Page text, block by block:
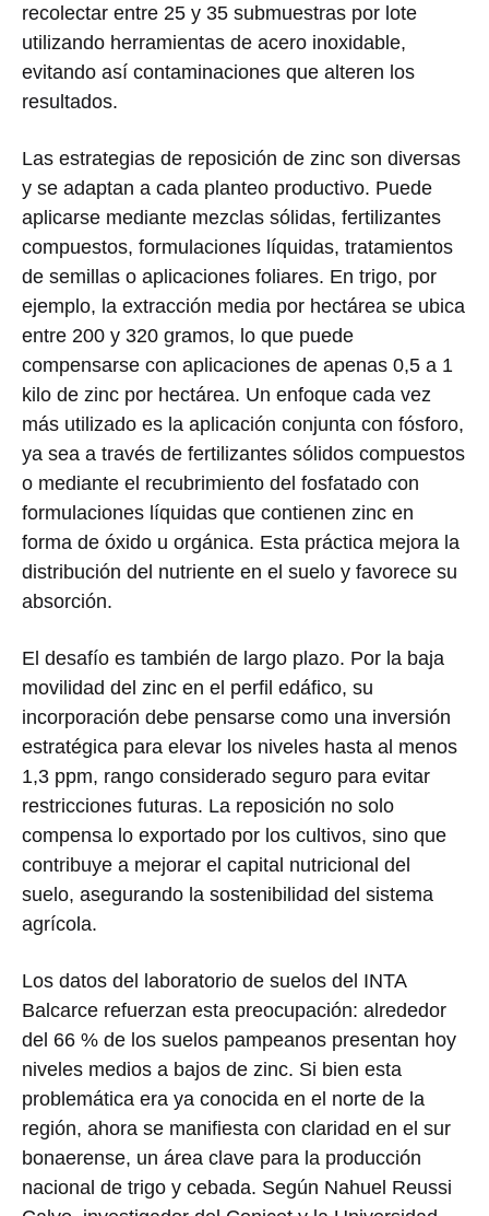
recolectar entre 25 y 35 submuestras por lote
utilizando herramientas de acero inoxidable,
evitando así contaminaciones que alteren los
resultados.
Las estrategias de reposición de zinc son diversas
y se adaptan a cada planteo productivo. Puede
aplicarse mediante mezclas sólidas, fertilizantes
compuestos, formulaciones líquidas, tratamientos
de semillas o aplicaciones foliares. En trigo, por
ejemplo, la extracción media por hectárea se ubica
entre 200 y 320 gramos, lo que puede
compensarse con aplicaciones de apenas 0,5 a 1
kilo de zinc por hectárea. Un enfoque cada vez
más utilizado es la aplicación conjunta con fósforo,
ya sea a través de fertilizantes sólidos compuestos
o mediante el recubrimiento del fosfatado con
formulaciones líquidas que contienen zinc en
forma de óxido u orgánica. Esta práctica mejora la
distribución del nutriente en el suelo y favorece su
absorción.
El desafío es también de largo plazo. Por la baja
movilidad del zinc en el perfil edáfico, su
incorporación debe pensarse como una inversión
estratégica para elevar los niveles hasta al menos
1,3 ppm, rango considerado seguro para evitar
restricciones futuras. La reposición no solo
compensa lo exportado por los cultivos, sino que
contribuye a mejorar el capital nutricional del
suelo, asegurando la sostenibilidad del sistema
agrícola.
Los datos del laboratorio de suelos del INTA
Balcarce refuerzan esta preocupación: alrededor
del 66 % de los suelos pampeanos presentan hoy
niveles medios a bajos de zinc. Si bien esta
problemática era ya conocida en el norte de la
región, ahora se manifiesta con claridad en el sur
bonaerense, un área clave para la producción
nacional de trigo y cebada. Según Nahuel Reussi